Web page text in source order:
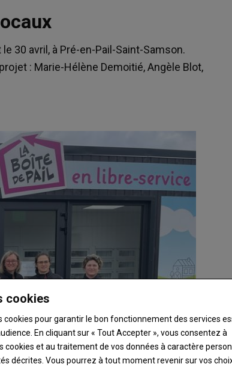
30 avril, à Pré-en-Pail-Saint-Samson.
: Marie-Hélène Demoitié, Angèle Blot,
cookies
cookies pour garantir le bon fonctionnement des services
En cliquant sur « Tout Accepter », vous consentez à
cookies et au traitement de vos données à caractère
décrites. Vous pourrez à tout moment revenir sur vos